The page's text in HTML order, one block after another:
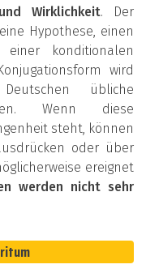
Wirklichkeit. Der
Hypothese, einen
konditionalen
wird
übliche
Wenn diese
steht, können
oder über
ereignet
werden nicht sehr